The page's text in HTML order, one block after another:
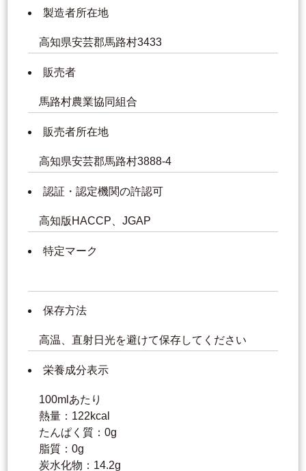
製造者所在地
高知県安芸郡馬路村3433
販売者
馬路村農業協同組合
販売者所在地
高知県安芸郡馬路村3888-4
認証・認定機関の許認可
高知版HACCP、JGAP
特定マーク
保存方法
高温、直射日光を避けて保存してください
栄養成分表示
100mlあたり
熱量：122kcal
たんぱく質：0g
脂質：0g
炭水化物：14.2g